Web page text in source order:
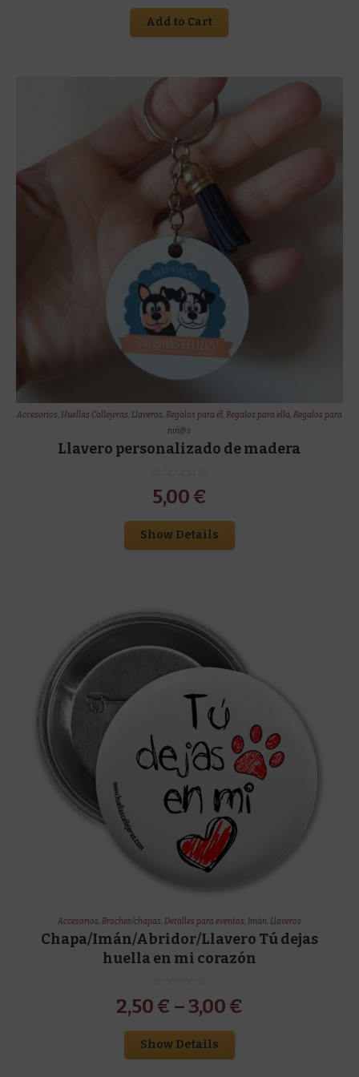
Add to Cart
Accesorios, Huellas Callejeras, Llaveros, Regalos para él, Regalos para ella, Regalos para
niñ@s
Llavero personalizado de madera
5,00 €
Show Details
Accesorios, Broches/chapas, Detalles para eventos, Imán, Llaveros
Chapa/Imán/Abridor/Llavero Tú dejas
huella en mi corazón
2,50 € –3,00 €
Show Details